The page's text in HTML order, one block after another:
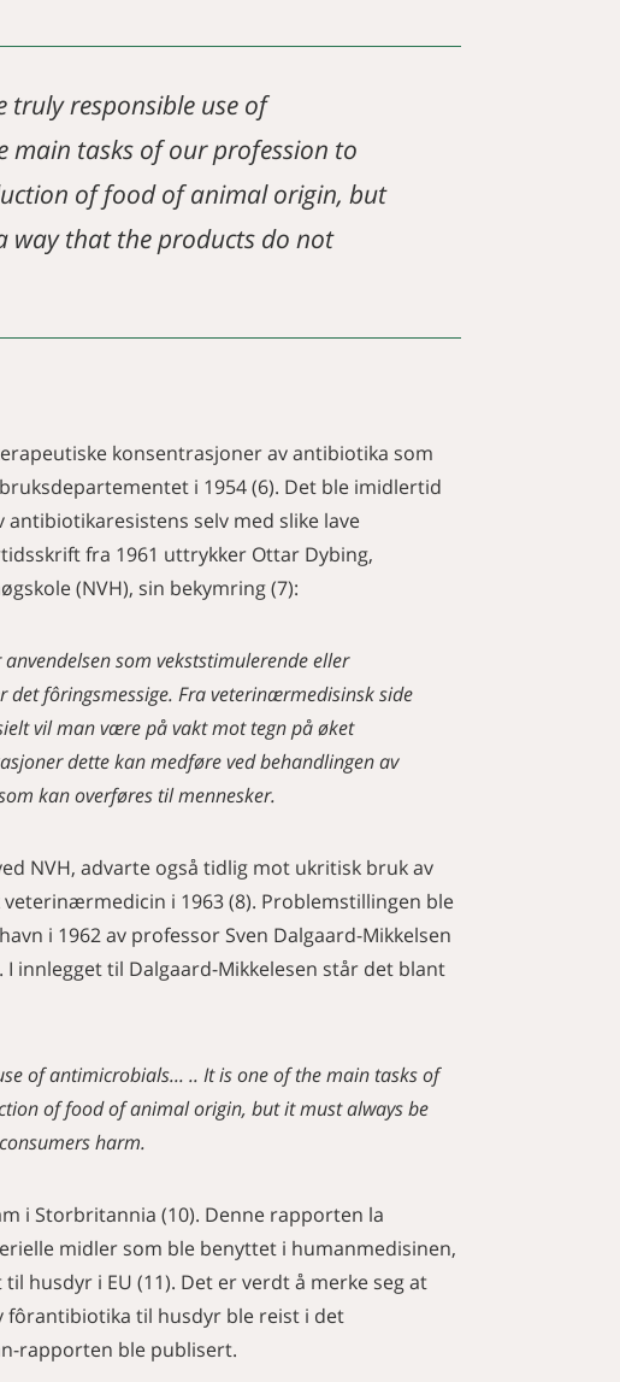
truly responsible use of
main tasks of our profession to
of food of animal origin, but
way that the products do not
konsentrasjoner av antibiotika som
i 1954 (6). Det ble imidlertid
selv med slike lave
fra 1961 uttrykker Ottar Dybing,
(NVH), sin bekymring (7):
som vekststimulerende eller
fôringsmessige. Fra veterinærmedisinsk side
vil man være på vakt mot tegn på øket
dette kan medføre ved behandlingen av
kan overføres til mennesker.
NVH, advarte også tidlig mot ukritisk bruk av
i 1963 (8). Problemstillingen ble
i 1962 av professor Sven Dalgaard-Mikkelsen
innlegget til Dalgaard-Mikkelesen står det blant
of antimicrobials... .. It is one of the main tasks of
of food of animal origin, but it must always be
harm.
i Storbritannia (10). Denne rapporten la
midler som ble benyttet i humanmedisinen,
husdyr i EU (11). Det er verdt å merke seg at
fôrantibiotika til husdyr ble reist i det
rapporten ble publisert.